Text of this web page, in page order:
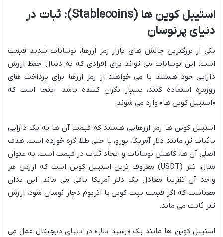
استیبل کوین ها (Stablecoins): ثبات در
دنیای پرنوسان
یکی از بزرگترین چالش های بازار رمز ارزها، نوسانات شدید قیمت
است. این نوسانات می تواند برای افرادی که به دنبال حفظ ارزش
دارایی خود هستند یا می خواهند از رمز ارزها برای پرداخت های
روزمره استفاده کنند، بسیار نگران کننده باشد. اینجا است که
«استیبل کوین ها» وارد می شوند.
استیبل کوین ها رمز ارزهایی هستند که قیمت آن ها به یک دارایی
باثبات تر، مانند دلار آمریکا، یورو، یا حتی طلا، گره خورده است. هدف
اصلی آن ها، کاهش نوسانات و ایجاد ثبات در قیمت است. به عنوان
مثال، تتر (USDT) معروف ترین استیبل کوین است که ارزش هر
واحد آن تقریباً معادل یک دلار آمریکا باقی می ماند. این بدان
معناست که اگر قیمت بیت کوین یا اتریوم دچار نوسان شود، ارزش
تتر ثابت می ماند.
استیبل کوین ها مانند یک «رسید دلار» در دنیای دیجیتال عمل می